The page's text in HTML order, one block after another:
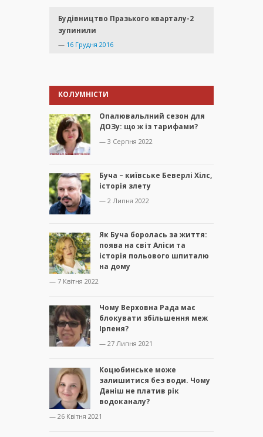
Будівництво Празького кварталу-2
зупинили
— 16 Грудня 2016
КОЛУМНІСТИ
Опалювальлний сезон для
ДОЗу: що ж із тарифами?
— 3 Серпня 2022
Буча – київське Беверлі Хілс,
історія злету
— 2 Липня 2022
Як Буча боролась за життя:
поява на світ Аліси та
історія польового шпиталю
на дому
— 7 Квітня 2022
Чому Верховна Рада має
блокувати збільшення меж
Ірпеня?
— 27 Липня 2021
Коцюбинське може
залишитися без води. Чому
Даніш не платив рік
водоканалу?
— 26 Квітня 2021